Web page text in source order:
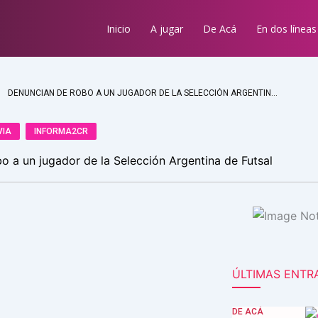
Inicio A jugar De Acá En dos líneas
INFORMA2CR
a un jugador de la Selección Argentina de Futsal
ÚLTIMAS
DE ACÁ